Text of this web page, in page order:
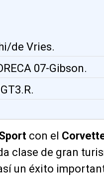
de Vries.
07-Gibson.
con el
clase de gran
un éxito